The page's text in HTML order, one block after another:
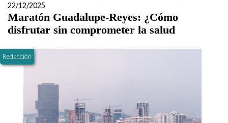
22/12/2025
Maratón Guadalupe-Reyes: ¿Cómo
disfrutar sin comprometer la salud
Redacción